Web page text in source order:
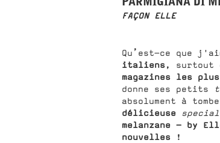
PARMIGIANA DI
FAÇON ELLE
Qu’est-ce que
italiens, surtout
magazines les
donne ses petits
absolument à
délicieuse
melanzane - by
nouvelles !